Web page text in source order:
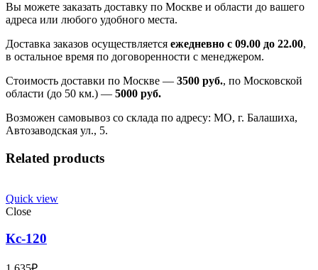
Вы можете заказать доставку по Москве и области до вашего
адреса или любого удобного места.
Доставка заказов осуществляется ежедневно с 09.00 до 22.00,
в остальное время по договоренности с менеджером.
Стоимость доставки по Москве — 3500 руб., по Московской
области (до 50 км.) — 5000 руб.
Возможен самовывоз со склада по адресу: МО, г. Балашиха,
Автозаводская ул., 5.
Related products
Quick view
Close
Кс-120